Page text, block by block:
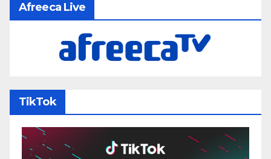
Afreeca Live
TikTok